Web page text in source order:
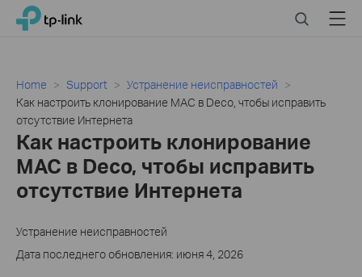
Click
navigation
TP-Link, Reliably Smart SearchMenu
Home Support
Устранение неисправностей
Как настроить клонирование MAC в Deco, чтобы исправить
отсутствие Интернета
Как настроить клонирование
MAC в Deco, чтобы исправить
отсутствие Интернета
Устранение неисправностей
Дата последнего обновления: июня 4, 2026